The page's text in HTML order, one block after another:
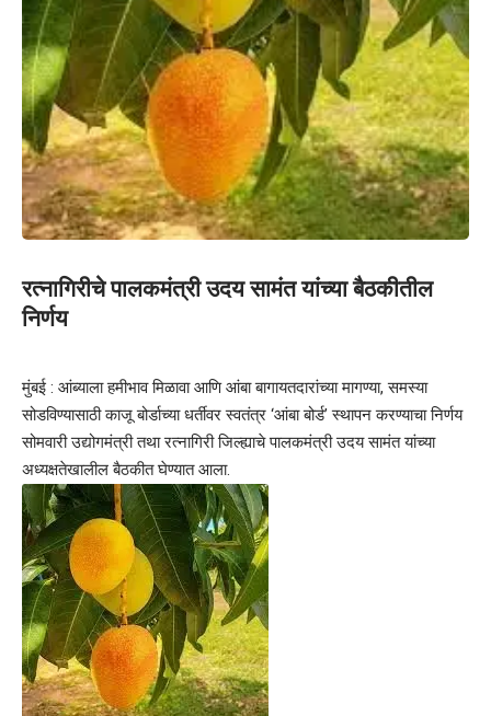
रत्नागिरीचे पालकमंत्री उदय सामंत यांच्या बैठकीतील
निर्णय
मुंबई : आंब्याला हमीभाव मिळावा आणि आंबा बागायतदारांच्या मागण्या, समस्या
सोडविण्यासाठी काजू बोर्डाच्या धर्तीवर स्वतंत्र ‘आंबा बोर्ड’ स्थापन करण्याचा निर्णय
सोमवारी उद्योगमंत्री तथा रत्नागिरी जिल्ह्याचे पालकमंत्री उदय सामंत यांच्या
अध्यक्षतेखालील बैठकीत घेण्यात आला.